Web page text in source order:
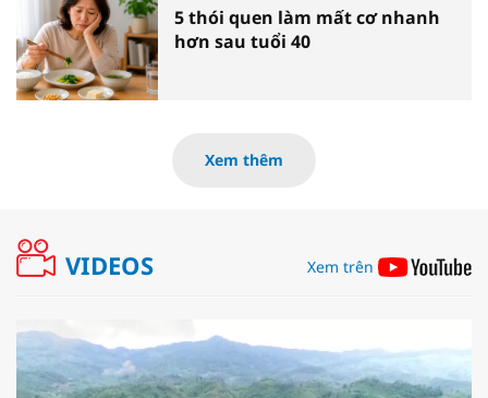
5 thói quen làm mất cơ nhanh
hơn sau tuổi 40
Xem thêm
VIDEOS Xem trên